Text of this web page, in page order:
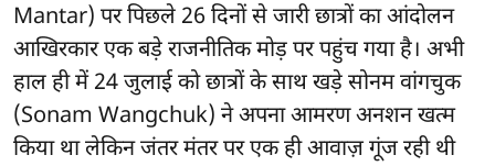
Mantar) पर पिछले 26 दिनों से जारी छात्रों का आंदोलन
आखिरकार एक बड़े राजनीतिक मोड़ पर पहुंच गया है। अभी
हाल ही में 24 जुलाई को छात्रों के साथ खड़े सोनम वांगचुक
(Sonam Wangchuk) ने अपना आमरण अनशन खत्म
किया था लेकिन जंतर मंतर पर एक ही आवाज़ गूंज रही थी